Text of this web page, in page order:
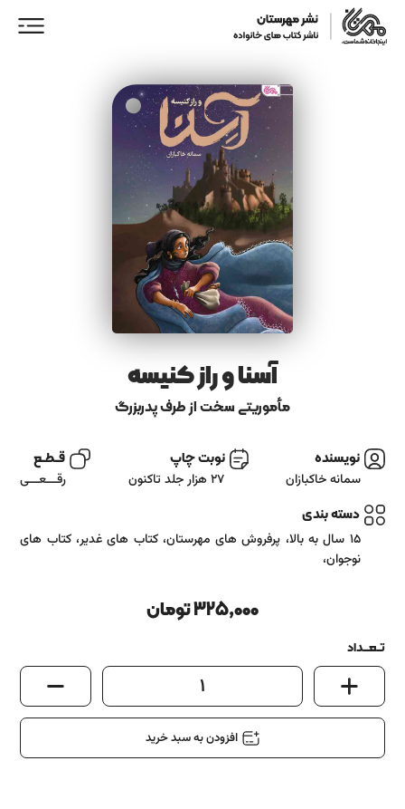
ورود/ عضویت
خانه
فروشگاه
نمایندگان فروش
همکاری با ما
آشنایی باما
آسنا و راز کنیسه
مأموریتی سخت از طرف پدربزرگ
نویسنده
سمانه خاکبازان
نوبت چاپ
27 هزار جلد تاکنون
قــطــع
رقـــعـــی
دسته بندی
15 سال به بالا ، پرفروش های مهرستان،کتاب های غدیر،کتاب های
نوجوان،
325,000تومان
تــعـــداد
1
افزودن به سبد خرید